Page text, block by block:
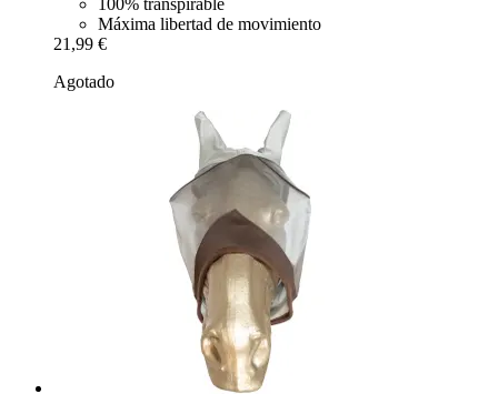
100% transpirable
Máxima libertad de movimiento
21,99 €
Agotado